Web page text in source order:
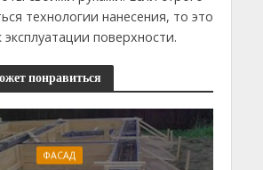
технологии нанесения, то это
поверхности.
понравиться
ФАСАД